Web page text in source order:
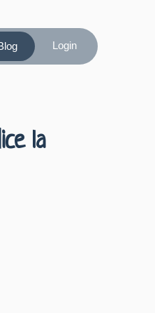
Login
la